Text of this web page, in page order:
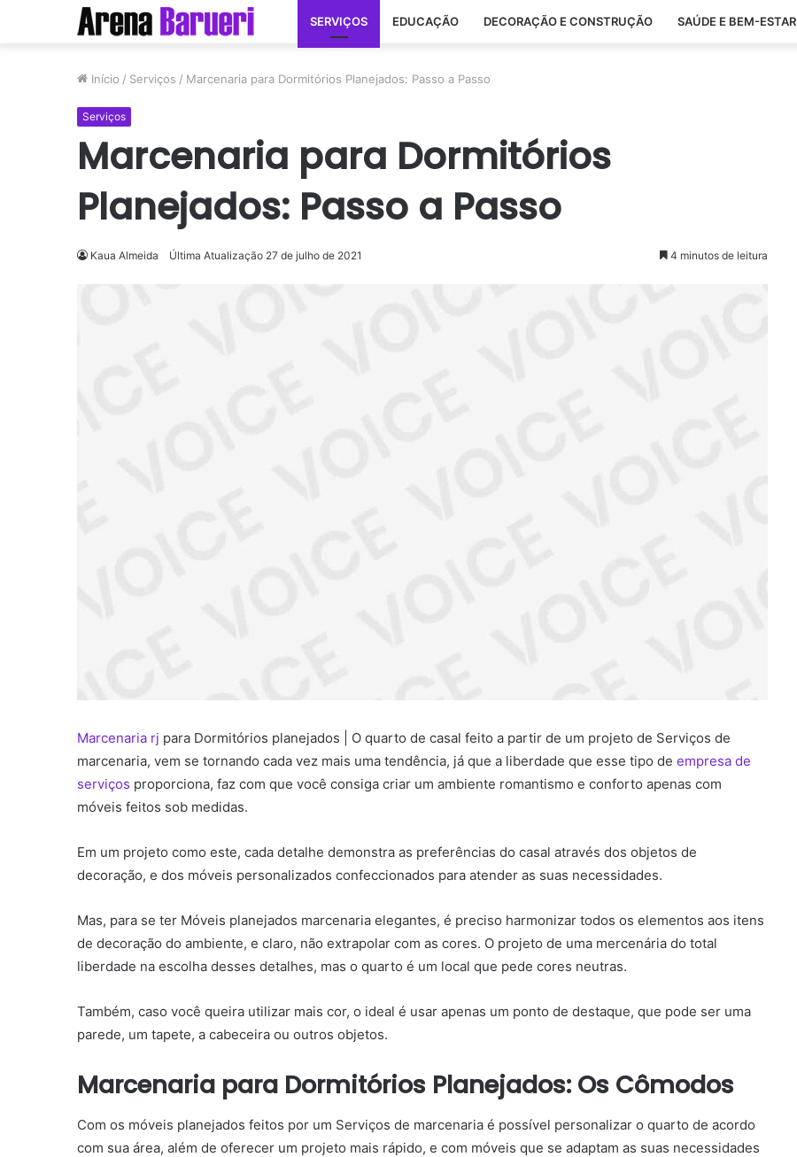
SERVIÇOS EDUCAÇÃO DECORAÇÃO E CONSTRUÇÃO SAÚDE E BEM-ESTAR
Início / Serviços / Marcenaria para Dormitórios Planejados: Passo a Passo
Serviços
Marcenaria para Dormitórios
Planejados: Passo a Passo
Kaua Almeida Última Atualização 27 de julho de 2021 4 minutos de leitura
Marcenaria rj para Dormitórios planejados | O quarto de casal feito a partir de um projeto de Serviços de
marcenaria, vem se tornando cada vez mais uma tendência, já que a liberdade que esse tipo de empresa de
serviços proporciona, faz com que você consiga criar um ambiente romantismo e conforto apenas com
móveis feitos sob medidas.
Em um projeto como este, cada detalhe demonstra as preferências do casal através dos objetos de
decoração, e dos móveis personalizados confeccionados para atender as suas necessidades.
Mas, para se ter Móveis planejados marcenaria elegantes, é preciso harmonizar todos os elementos aos itens
de decoração do ambiente, e claro, não extrapolar com as cores. O projeto de uma mercenária do total
liberdade na escolha desses detalhes, mas o quarto é um local que pede cores neutras.
Também, caso você queira utilizar mais cor, o ideal é usar apenas um ponto de destaque, que pode ser uma
parede, um tapete, a cabeceira ou outros objetos.
Marcenaria para Dormitórios Planejados: Os Cômodos
Com os móveis planejados feitos por um Serviços de marcenaria é possível personalizar o quarto de acordo
com sua área, além de oferecer um projeto mais rápido, e com móveis que se adaptam as suas necessidades